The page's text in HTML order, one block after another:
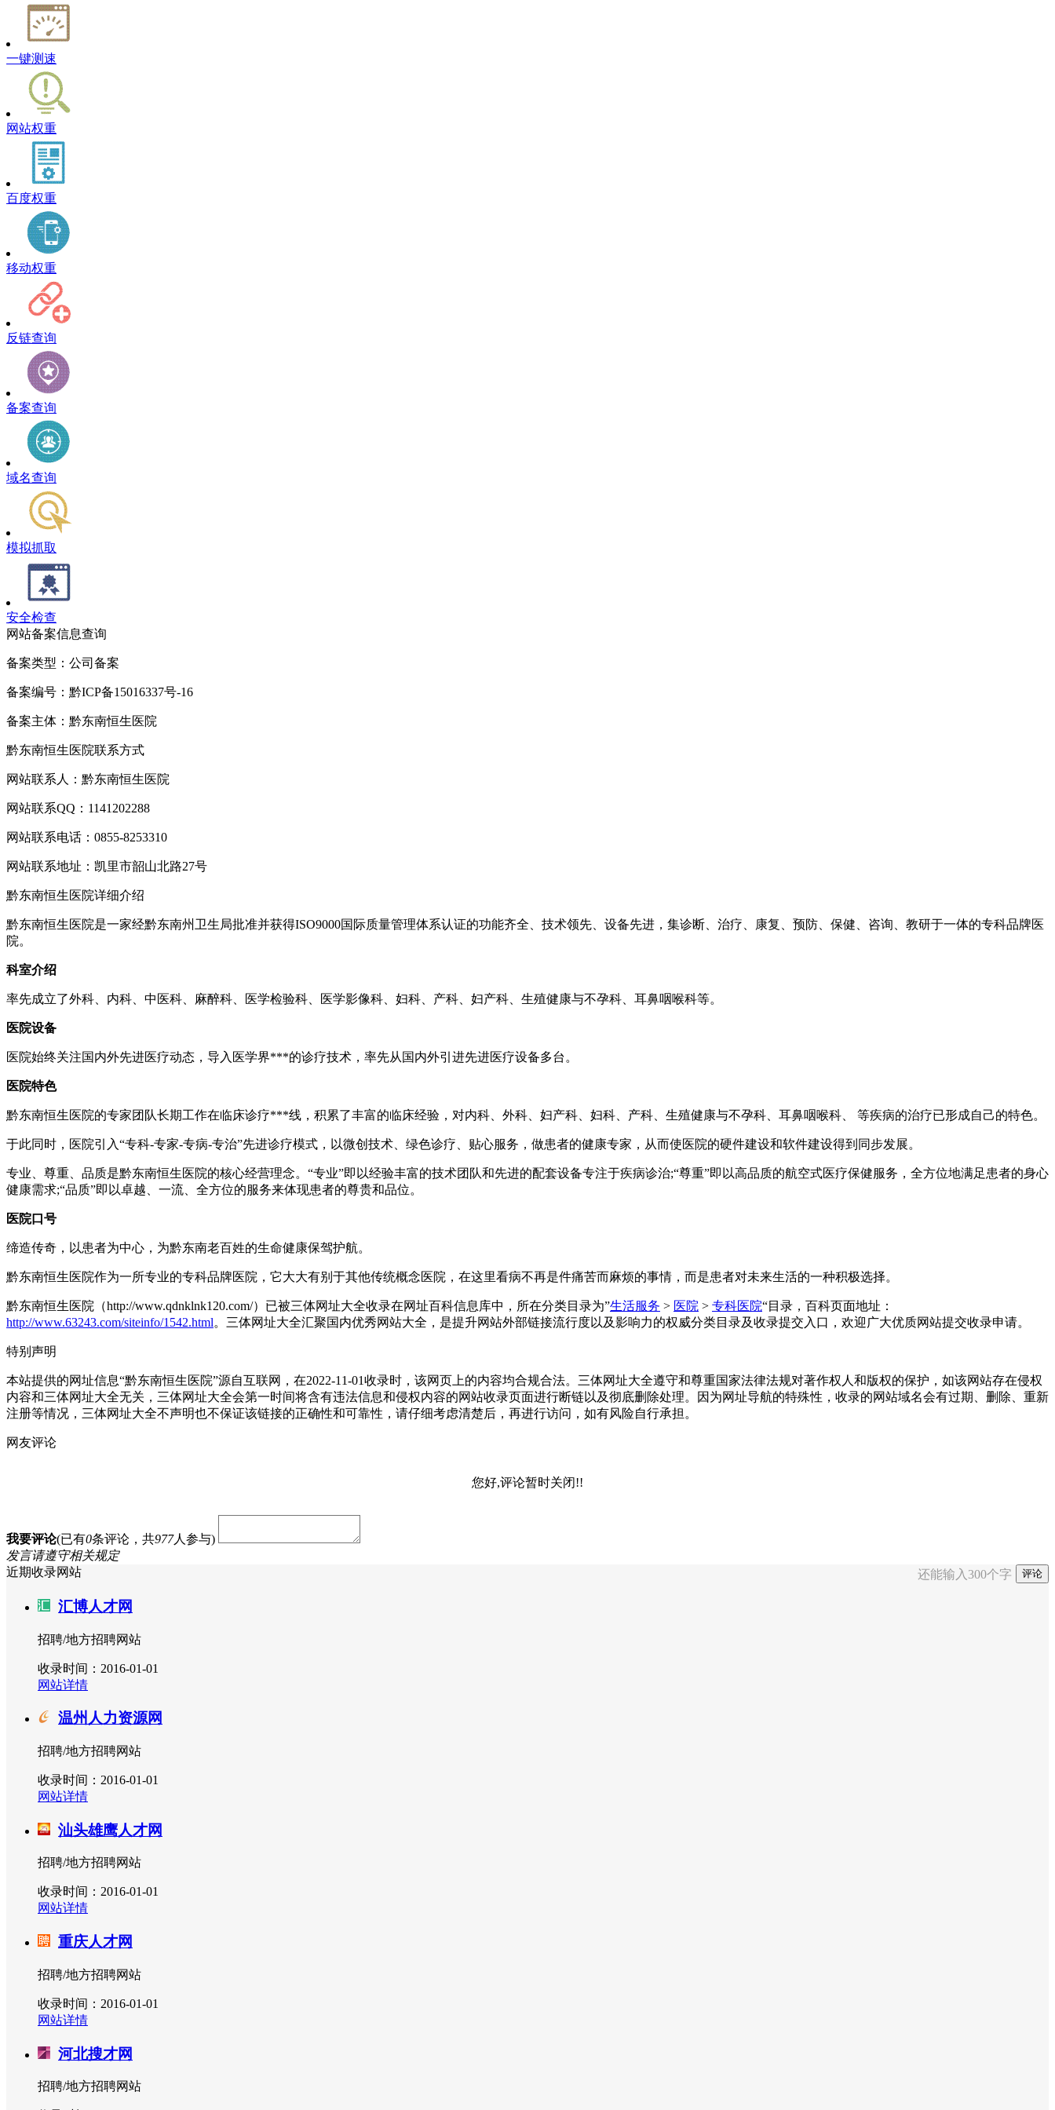
一键测速
网站权重
百度权重
移动权重
反链查询
备案查询
域名查询
模拟抓取
安全检查
网站备案信息查询
备案类型：公司备案
备案编号：黔ICP备15016337号-16
备案主体：黔东南恒生医院
​黔东南恒生医院联系方式
网站联系人：黔东南恒生医院
网站联系QQ：1141202288
网站联系电话：0855-8253310
网站联系地址：凯里市韶山北路27号
​黔东南恒生医院详细介绍
黔东南恒生医院是一家经黔东南州卫生局批准并获得ISO9000国际质量管理体系认证的功能齐全、技术领先、设备先进，集诊断、治疗、康复、预防、保健、咨询、教研于一体的专科品牌医
院。
科室介绍
率先成立了外科、内科、中医科、麻醉科、医学检验科、医学影像科、妇科、产科、妇产科、生殖健康与不孕科、耳鼻咽喉科等。
医院设备
医院始终关注国内外先进医疗动态，导入医学界***的诊疗技术，率先从国内外引进先进医疗设备多台。
医院特色
黔东南恒生医院的专家团队长期工作在临床诊疗***线，积累了丰富的临床经验，对内科、外科、妇产科、妇科、产科、生殖健康与不孕科、耳鼻咽喉科、 等疾病的治疗已形成自己的特色。
于此同时，医院引入“专科-专家-专病-专治”先进诊疗模式，以微创技术、绿色诊疗、贴心服务，做患者的健康专家，从而使医院的硬件建设和软件建设得到同步发展。
专业、尊重、品质是黔东南恒生医院的核心经营理念。“专业”即以经验丰富的技术团队和先进的配套设备专注于疾病诊治;“尊重”即以高品质的航空式医疗保健服务，全方位地满足患者的身心
健康需求;“品质”即以卓越、一流、全方位的服务来体现患者的尊贵和品位。
医院口号
缔造传奇，以患者为中心，为黔东南老百姓的生命健康保驾护航。
黔东南恒生医院作为一所专业的专科品牌医院，它大大有别于其他传统概念医院，在这里看病不再是件痛苦而麻烦的事情，而是患者对未来生活的一种积极选择。
​黔东南恒生医院（http://www.qdnklnk120.com/）已被三体网址大全收录在网址百科信息库中，所在分类目录为”生活服务 > 医院 > 专科医院“目录，百科页面地址：
http://www.63243.com/siteinfo/1542.html。三体网址大全汇聚国内优秀网站大全，是提升网站外部链接流行度以及影响力的权威分类目录及收录提交入口，欢迎广大优质网站提交收录申请。
特别声明
本站提供的网址信息“​黔东南恒生医院”源自互联网，在2022-11-01收录时，该网页上的内容均合规合法。三体网址大全遵守和尊重国家法律法规对著作权人和版权的保护，如该网站存在侵权
内容和三体网址大全无关，三体网址大全会第一时间将含有违法信息和侵权内容的网站收录页面进行断链以及彻底删除处理。因为网址导航的特殊性，收录的网站域名会有过期、删除、重新
注册等情况，三体网址大全不声明也不保证该链接的正确性和可靠性，请仔细考虑清楚后，再进行访问，如有风险自行承担。
网友评论
您好,评论暂时关闭!!
我要评论(已有0条评论，共977人参与)
发言请遵守相关规定
还能输入 300个字
近期收录网站
汇博人才网
招聘/地方招聘网站
收录时间：2016-01-01
网站详情
温州人力资源网
招聘/地方招聘网站
收录时间：2016-01-01
网站详情
汕头雄鹰人才网
招聘/地方招聘网站
收录时间：2016-01-01
网站详情
重庆人才网
招聘/地方招聘网站
收录时间：2016-01-01
网站详情
河北搜才网
招聘/地方招聘网站